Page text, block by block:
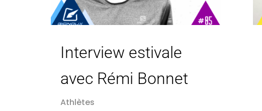
Interview estivale
avec Rémi Bonnet
Athlètes